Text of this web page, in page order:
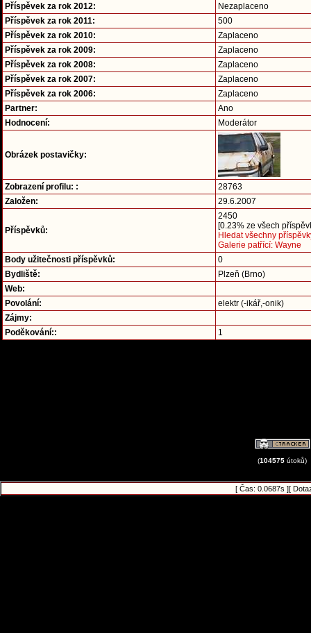
Příspěvek za rok 2012:
Nezaplaceno
Příspěvek za rok 2011:
500
Příspěvek za rok 2010:
Zaplaceno
Příspěvek za rok 2009:
Zaplaceno
Příspěvek za rok 2008:
Zaplaceno
Příspěvek za rok 2007:
Zaplaceno
Příspěvek za rok 2006:
Zaplaceno
Partner:
Ano
Hodnocení:
Moderátor
Obrázek postavičky:
Zobrazení profilu: :
28763
Založen:
29.6.2007
Příspěvků:
2450
[0.23% ze všech
Hledat všechny
Galerie patřící: Wayne
Body užitečnosti příspěvků:
0
Bydliště:
Plzeň (Brno)
Web:
Povolání:
elektr (-ikář,-onik)
Zájmy:
Poděkování::
1
(104575 útoků)
[ Čas: 0.0687s ][